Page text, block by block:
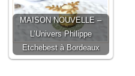
MAISON NOUVELLE –
L’Univers Philippe
Etchebest à Bordeaux